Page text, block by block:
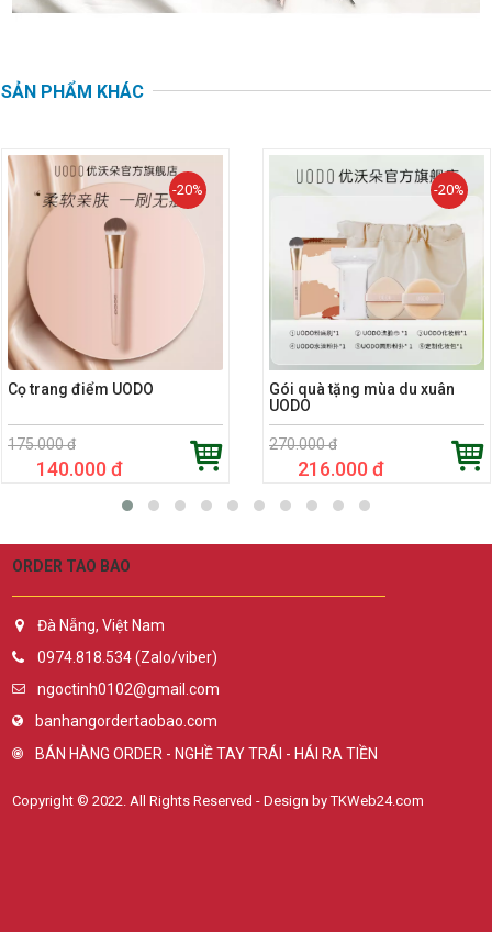
SẢN PHẨM KHÁC
-20%
Cọ trang điểm UODO
175.000 đ
140.000 đ
-20%
Gói quà tặng mùa du xuân
UODO
270.000 đ
216.000 đ
ORDER TAO BAO
Đà Nẵng, Việt Nam
0974.818.534 (Zalo/viber)
ngoctinh0102@gmail.com
banhangordertaobao.com
BÁN HÀNG ORDER - NGHỀ TAY TRÁI - HÁI RA TIỀN
Copyright © 2022. All Rights Reserved - Design by TKWeb24.com